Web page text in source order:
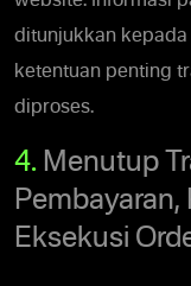
ditunjukkan kepada
ketentuan penting
diproses.
4. Menutup
Pembayaran,
Eksekusi